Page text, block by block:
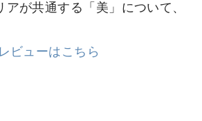
が共通する「美」について、
ビューはこちら